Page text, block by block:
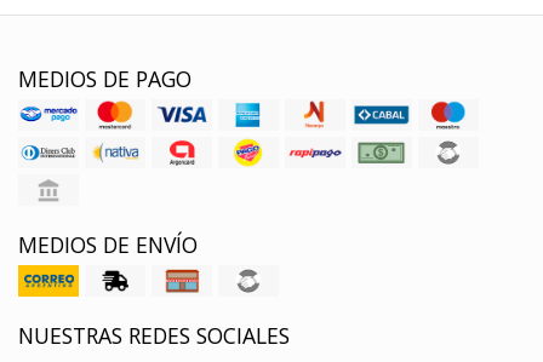
MEDIOS DE PAGO
MEDIOS DE ENVÍO
NUESTRAS REDES SOCIALES